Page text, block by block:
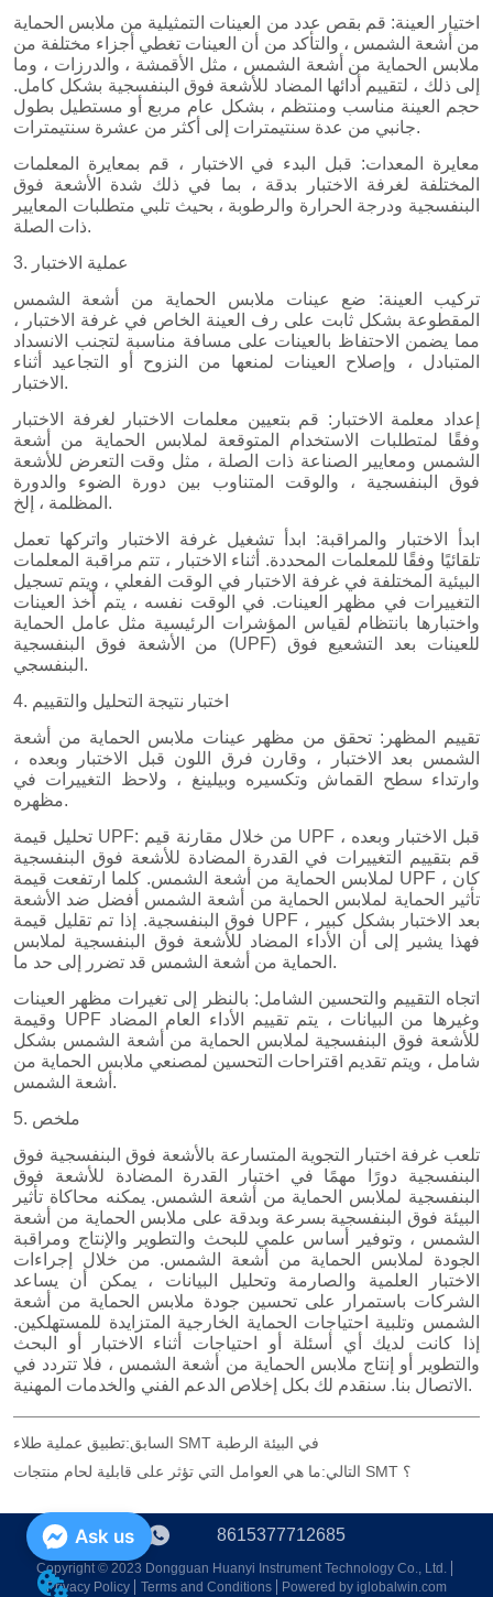
السابق:
تطبيق عملية طلاء SMT في البيئة الرطبة
التالي:
ما هي العوامل التي تؤثر على قابلية لحام منتجات SMT ؟
8615377712685
Copyright © 2023 Dongguan Huanyi Instrument Technology Co., Ltd.
Privacy Policy
Terms and Conditions Powered by iglobalwin.com
Ask us